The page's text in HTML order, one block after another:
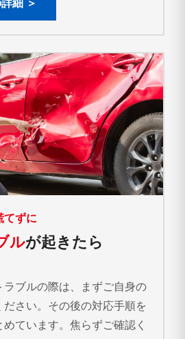
細 ＞
てずに
ルが起きたら
ラブルの際は、まずご自身の
さい。その後の対応手順を
ています。焦らずご確認く